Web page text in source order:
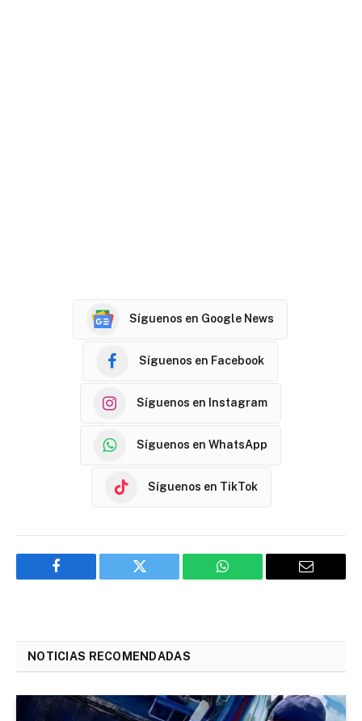
Síguenos en Google News
Síguenos en Facebook
Síguenos en Instagram
Síguenos en WhatsApp
Síguenos en TikTok
Facebook Twitter WhatsApp Email
NOTICIAS RECOMENDADAS